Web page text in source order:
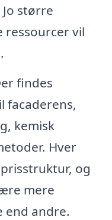
større
ressourcer vil
findes
facaderens,
kemisk
Hver
og
mere
end andre.